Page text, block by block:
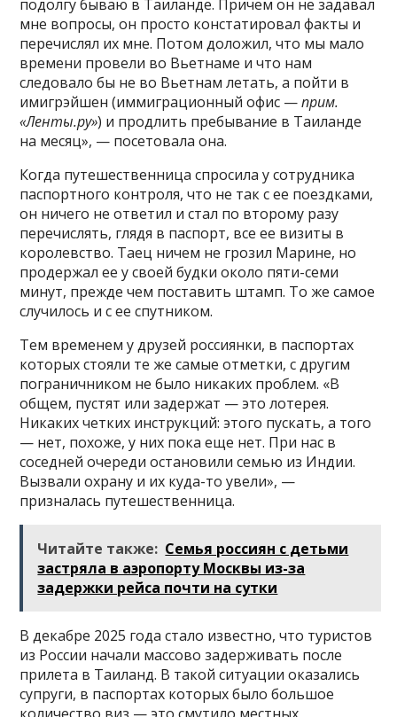
подолгу бываю в Таиланде. Причем он не задавал
мне вопросы, он просто констатировал факты и
перечислял их мне. Потом доложил, что мы мало
времени провели во Вьетнаме и что нам
следовало бы не во Вьетнам летать, а пойти в
имигрэйшен (иммиграционный офис —прим.
«Ленты.ру») и продлить пребывание в Таиланде
на месяц», — посетовала она.
Когда путешественница спросила у сотрудника
паспортного контроля, что не так с ее поездками,
он ничего не ответил и стал по второму разу
перечислять, глядя в паспорт, все ее визиты в
королевство. Таец ничем не грозил Марине, но
продержал ее у своей будки около пяти-семи
минут, прежде чем поставить штамп. То же самое
случилось и с ее спутником.
Тем временем у друзей россиянки, в паспортах
которых стояли те же самые отметки, с другим
пограничником не было никаких проблем. «В
общем, пустят или задержат — это лотерея.
Никаких четких инструкций: этого пускать, а того
— нет, похоже, у них пока еще нет. При нас в
соседней очереди остановили семью из Индии.
Вызвали охрану и их куда-то увели», —
призналась путешественница.
Читайте также: Семья россиян с детьми
застряла в аэропорту Москвы из-за
задержки рейса почти на сутки
В декабре 2025 года стало известно, что туристов
из России начали массово задерживать после
прилета в Таиланд. В такой ситуации оказались
супруги, в паспортах которых было большое